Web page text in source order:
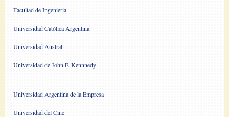
Facultad de Ingenieria
Universidad Católica Argentina
Universidad Austral
Universidad de John F. Kennnedy
Universidad Argentina de la Empresa
Universidad del Cine